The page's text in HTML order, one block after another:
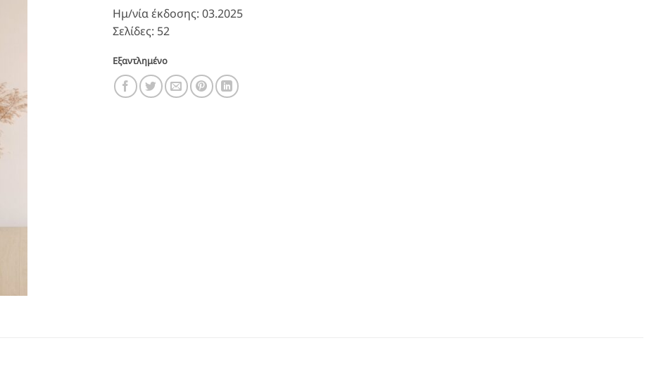
Ημ/νία έκδοσης: 03.2025
Σελίδες: 52
Εξαντλημένο